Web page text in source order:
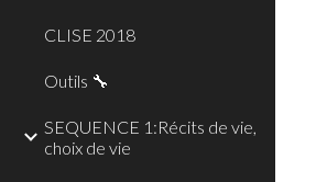
CLISE 2018
Outils 🔧
SEQUENCE 1:Récits de vie,
choix de vie